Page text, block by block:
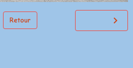
Retour